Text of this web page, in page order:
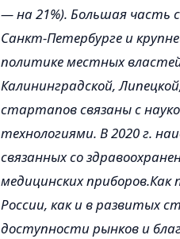
— на 21%). Большая часть
Санкт-Петербурге и
политике местных
Калининградской,
стартапов связаны с
технологиями. В 2020 г.
связанных со
медицинских
России, как и в развитых
доступности рынков и